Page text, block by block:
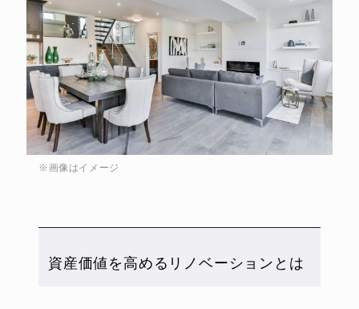
※画像はイメージ
資産価値を高めるリノベーションとは